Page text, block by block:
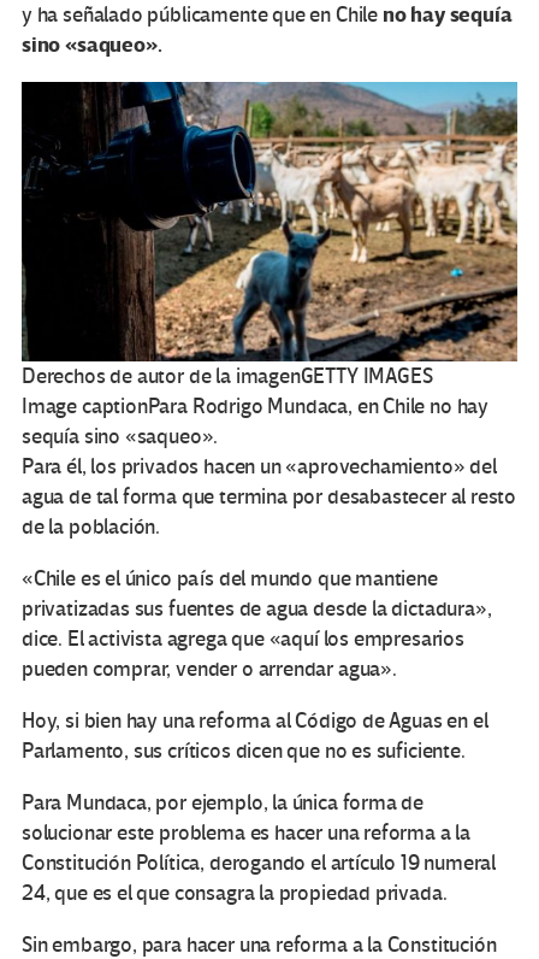
y ha señalado públicamente que en Chile no hay sequía
sino «saqueo».
Derechos de autor de la imagenGETTY IMAGES
Image captionPara Rodrigo Mundaca, en Chile no hay
sequía sino «saqueo».
Para él, los privados hacen un «aprovechamiento» del
agua de tal forma que termina por desabastecer al resto
de la población.
«Chile es el único país del mundo que mantiene
privatizadas sus fuentes de agua desde la dictadura»,
dice. El activista agrega que «aquí los empresarios
pueden comprar, vender o arrendar agua».
Hoy, si bien hay una reforma al Código de Aguas en el
Parlamento, sus críticos dicen que no es suficiente.
Para Mundaca, por ejemplo, la única forma de
solucionar este problema es hacer una reforma a la
Constitución Política, derogando el artículo 19 numeral
24, que es el que consagra la propiedad privada.
Sin embargo, para hacer una reforma a la Constitución